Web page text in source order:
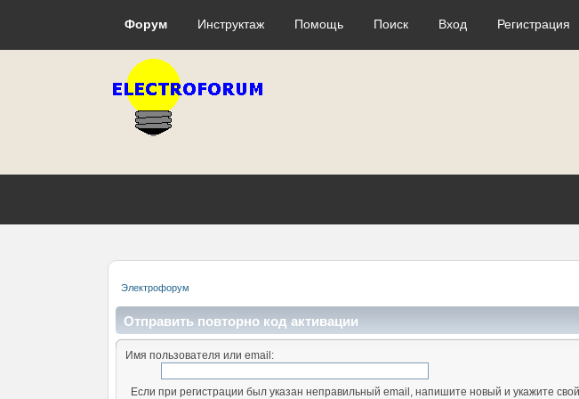
Форум Инструктаж Помощь Поиск Вход Регистрация
Электрофорум
Отправить повторно код активации
Имя пользователя или email:
Если при регистрации был указан неправильный email, напишите новый и укажите